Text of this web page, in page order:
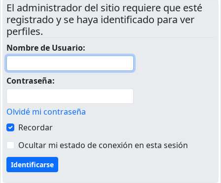
El administrador del sitio requiere que esté
registrado y se haya identificado para ver
perfiles.
Nombre de Usuario:
Contraseña:
Olvidé mi contraseña
Recordar
Ocultar mi estado de conexión en esta sesión